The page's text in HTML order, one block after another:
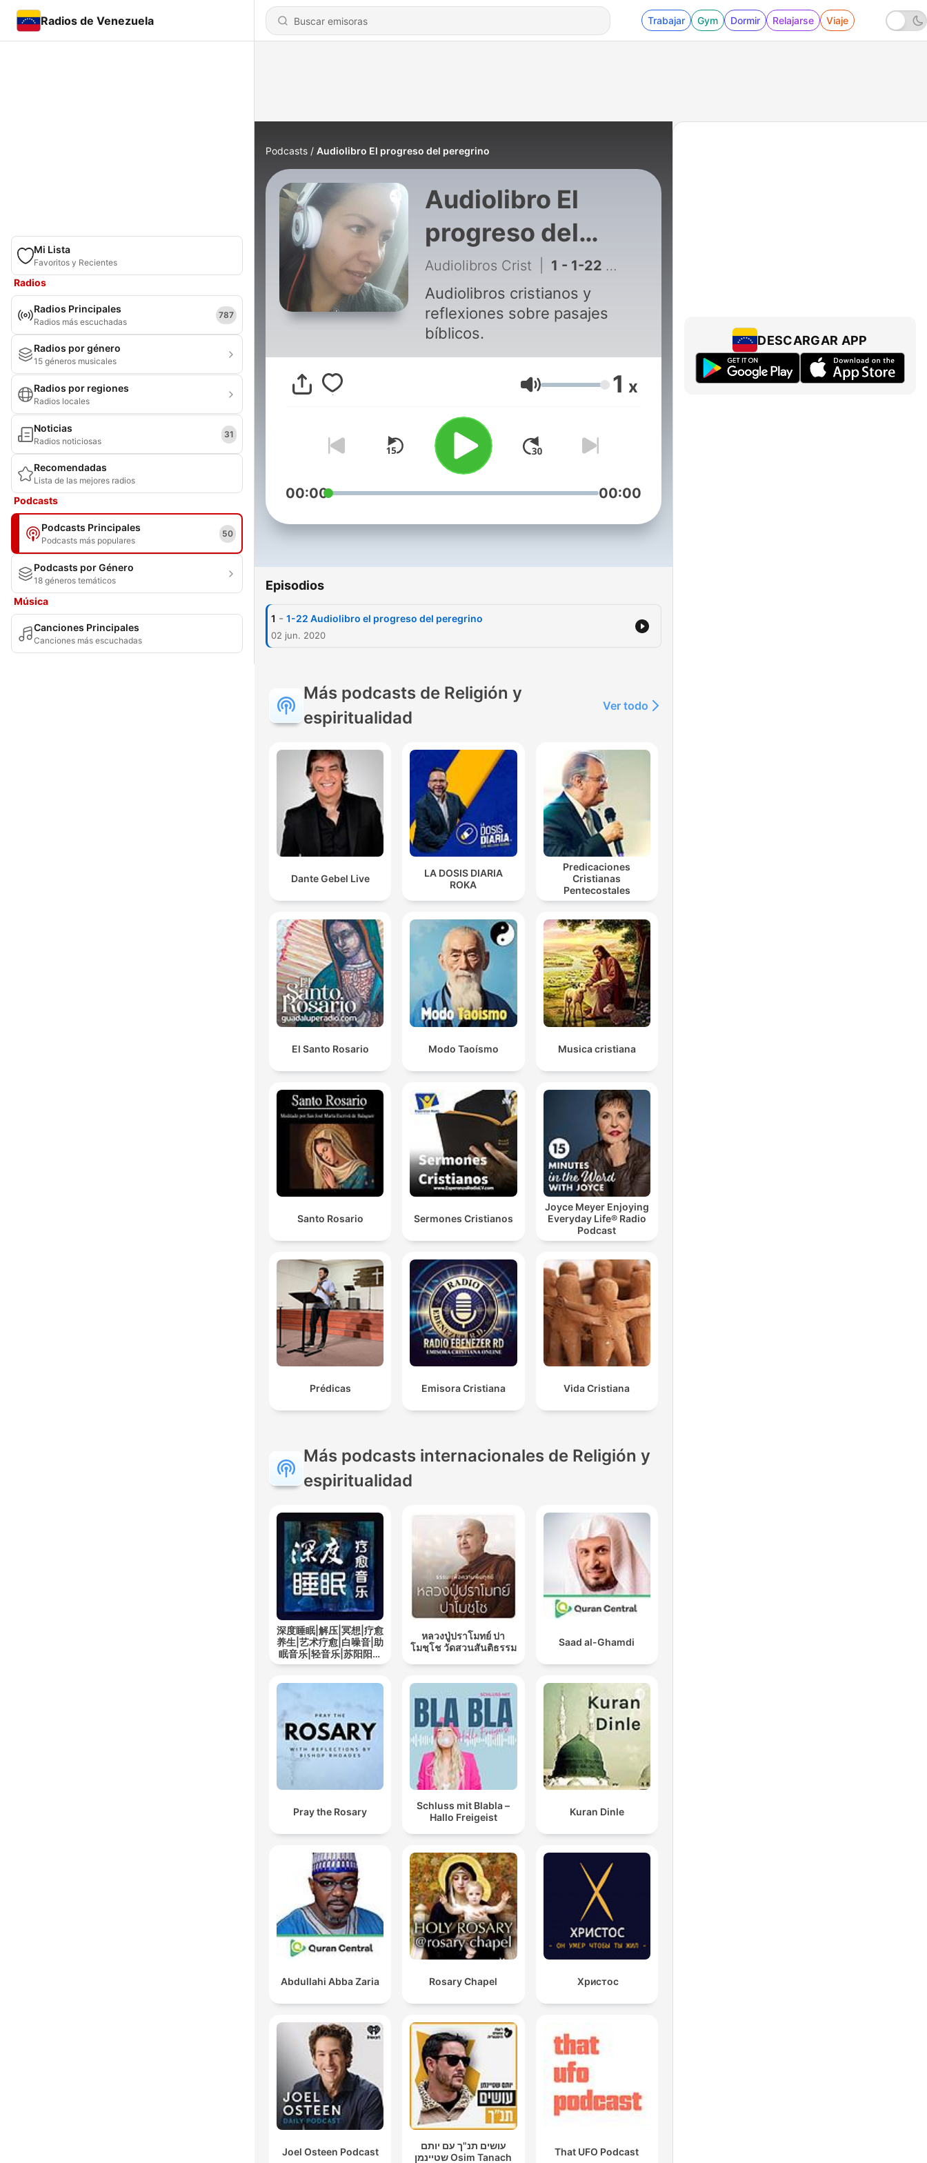
Radios de Venezuela Trabajar Gym Dormir Relajarse Viaje
Mi Lista
Favoritos y Recientes
Radios
Radios Principales
Radios más escuchadas
787
Radios por género
15 géneros musicales
Radios por regiones
Radios locales
Noticias
Radios noticiosas
31
Recomendadas
Lista de las mejores radios
Podcasts
Podcasts Principales
Podcasts más populares
50
Podcasts por Género
18 géneros temáticos
Música
Canciones Principales
Canciones más escuchadas
Podcasts Audiolibro El progreso del peregrino
Audiolibro El
progreso del
peregrino
Audiolibros Crist 1 - 1-22 Audiolibro el progreso del peregrino
Audiolibros cristianos y
reflexiones sobre pasajes
bíblicos.
Volumen 1 x
00:00 00:00
Episodios
1 - 1-22 Audiolibro el progreso del peregrino
02 jun. 2020
Más podcasts de Religión y
espiritualidad
Ver todo
Dante Gebel Live
LA DOSIS DIARIA
ROKA
Predicaciones
Cristianas
Pentecostales
El Santo Rosario Modo Taoísmo Musica cristiana
Santo Rosario Sermones Cristianos
Joyce Meyer Enjoying
Everyday Life® Radio
Podcast
Prédicas Emisora Cristiana Vida Cristiana
Más podcasts internacionales de Religión y
espiritualidad
深度睡眠|解压|冥想|疗愈
养生|艺术疗愈|白噪音|助
眠音乐|轻音乐|苏阳阳频
道
หลวงปู่ปราโมทย์ ปา
โมชฺโช วัดสวนสันติธรรม
Saad al-Ghamdi
Pray the Rosary
Schluss mit Blabla –
Hallo Freigeist
Kuran Dinle
Abdullahi Abba Zaria Rosary Chapel Христос
Joel Osteen Podcast
עושים תנ"ך עם יותם
שטיינמן Osim Tanach
That UFO Podcast
DESCARGAR APP